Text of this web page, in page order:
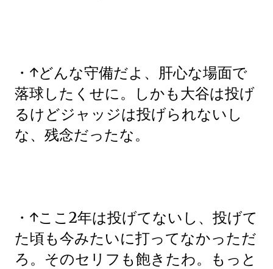
・↑どんな守備だよ、肝心な場面で
落球したくせに。しかも大谷は投げ
るけどジャッジは投げられないし
な、残念だったな。
・↑ここ2年は投げてないし、投げて
た頃も今みたいに打ってなかっただ
ろ。そのセリフも飽きたわ。もっと